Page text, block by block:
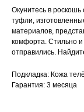
Окунитесь в
туфли,
материалов,
комфорта. Стильно и
отправились.
Подкладка: Кожа
Гарантия: 3 месяца